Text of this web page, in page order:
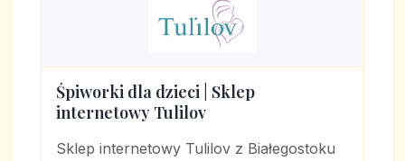
Śpiworki dla dzieci | Sklep
internetowy Tulilov
Sklep internetowy Tulilov z Białegostoku